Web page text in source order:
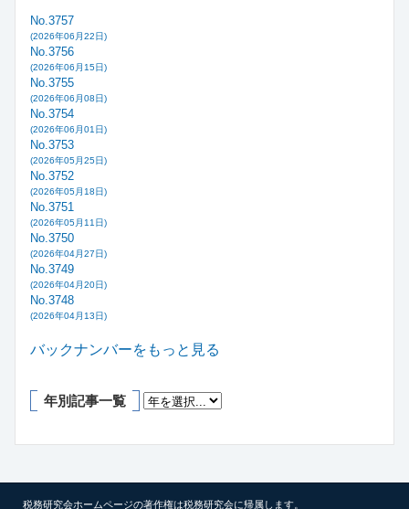
No.3757
(2026年06月22日)
No.3756
(2026年06月15日)
No.3755
(2026年06月08日)
No.3754
(2026年06月01日)
No.3753
(2026年05月25日)
No.3752
(2026年05月18日)
No.3751
(2026年05月11日)
No.3750
(2026年04月27日)
No.3749
(2026年04月20日)
No.3748
(2026年04月13日)
バックナンバーをもっと見る
年別記事一覧
税務研究会ホームページの著作権は税務研究会に帰属します。